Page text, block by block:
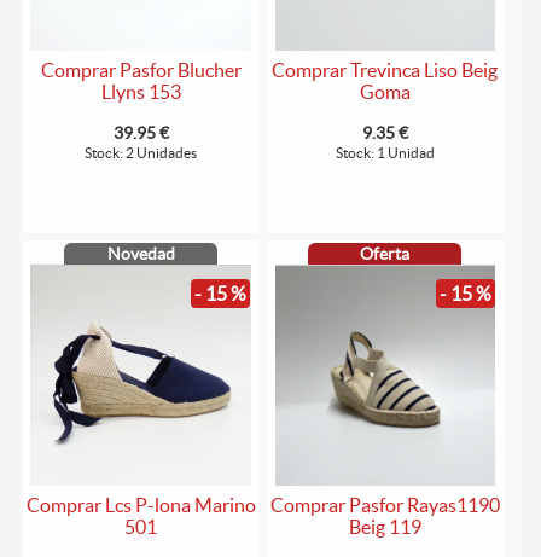
Comprar Pasfor Blucher
Llyns 153
39.95 €
Stock: 2 Unidades
Comprar Trevinca Liso Beig
Goma
9.35 €
Stock: 1 Unidad
Novedad
- 15 %
Comprar Lcs P-lona Marino
501
Oferta
- 15 %
Comprar Pasfor Rayas1190
Beig 119